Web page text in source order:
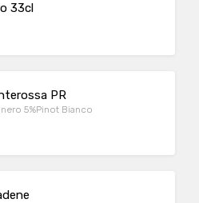
33cl
PR
5%Pinot Bianco